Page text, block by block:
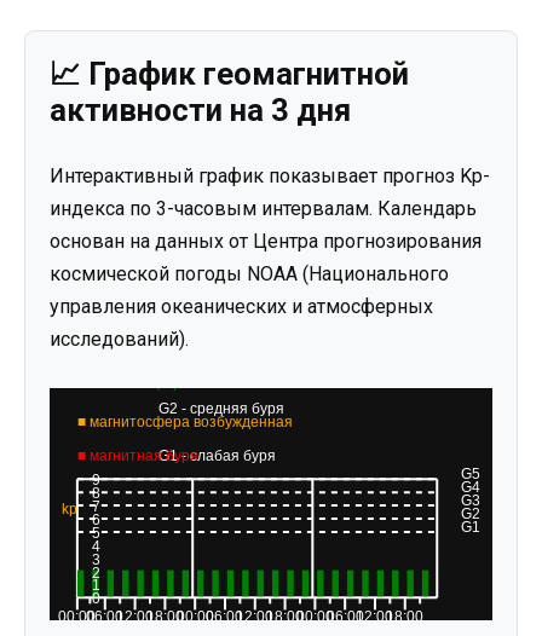
📈 График геомагнитной
активности на 3 дня
Интерактивный график показывает прогноз Kp-
индекса по 3-часовым интервалам. Календарь
основан на данных от Центра прогнозирования
космической погоды NOAA (Национального
управления океанических и атмосферных
исследований).